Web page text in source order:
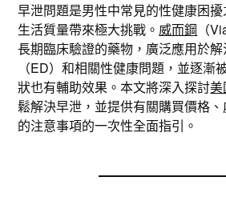
早泄問題是男性中常見的性健康困
生活質量帶來極大挑戰。 威而鋼 （
長期臨床驗證的藥物，廣泛應用於
（ED）和相關性健康問題，並逐漸
狀也有輔助效果。本文將深入探討
鬆解決早泄，並提供有關購買價格
的注意事項的一次性全面指引。